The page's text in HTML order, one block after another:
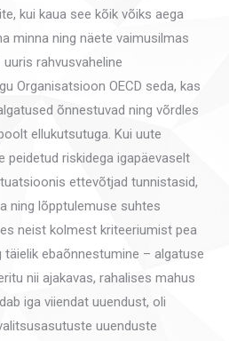
kui kaua see kõik võiks aega
minna ning näete vaimusilmas
rahvusvaheline
Organisatsioon OECD seda, kas
õnnestuvad ning võrdles
ellukutsutuga. Kui uute
peidetud riskidega igapäevaselt
ettevõtjad tunnistasid,
ning lõpptulemuse suhtes
neist kolmest kriteeriumist pea
täielik ebaõnnestumine – algatuse
nii ajakavas, rahalises mahus
iga viiendat uuendust, oli
uuenduste